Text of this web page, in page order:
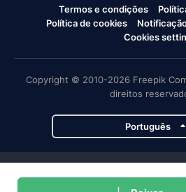
Termos e condições
Política de cookies
Cookies
Copyright © 2010-2026 Freepik
direitos
Português